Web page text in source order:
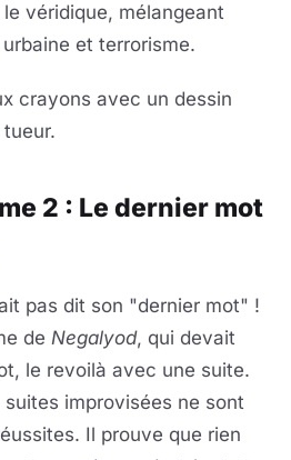
véridique, mélangeant
et terrorisme.
crayons avec un dessin
2 : Le dernier mot
pas dit son "dernier mot" !
de Negalyod, qui devait
le revoilà avec une suite.
improvisées ne sont
Il prouve que rien